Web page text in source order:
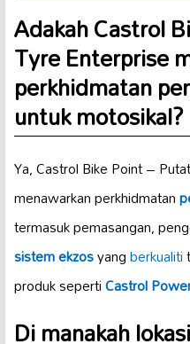
Adakah Castrol
Tyre Enterprise
perkhidmatan
untuk motosikal?
Ya, Castrol Bike Point –
menawarkan perkhidmatan
termasuk pemasangan,
sistem ekzosyangberkualiti
produk sepertiCastrol
Di manakah